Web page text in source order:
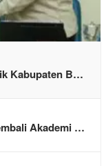
Kabupaten B…
Akademi …